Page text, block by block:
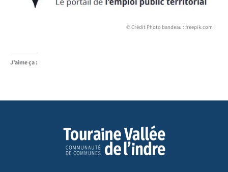
© Crédit Photo bandeau : freepik.com
J’aime ça :